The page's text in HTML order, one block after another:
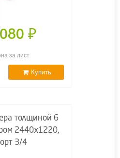
₽
за лист
Купить
толщиной 6
2440х1220,
3/4